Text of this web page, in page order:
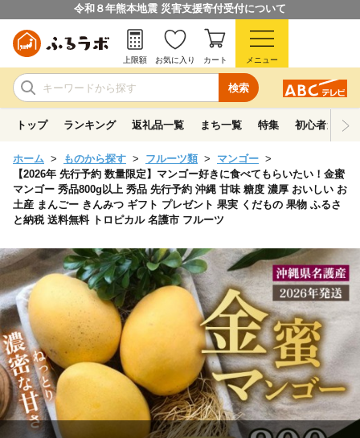
令和８年熊本地震 災害支援寄付受付について
検索
上限額 お気に入り カート メニュー
トップ ランキング 返礼品一覧 まち一覧 特集 初心者ガイド
ホーム ものから探す フルーツ類
マンゴー
【2026年 先行予約 数量限定】マンゴー好きに食べてもらいたい！金蜜
マンゴー 秀品800g以上 秀品 先行予約 沖縄 甘味 糖度 濃厚 おいしい お
土産 まんごー きんみつ ギフト プレゼント 果実 くだもの 果物 ふるさ
と納税 送料無料 トロピカル 名護市 フルーツ